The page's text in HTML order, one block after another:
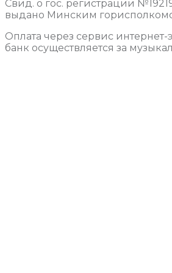
Свид. о гос. регистрации
выдано Минским
Оплата через сервис
банк осуществляется за